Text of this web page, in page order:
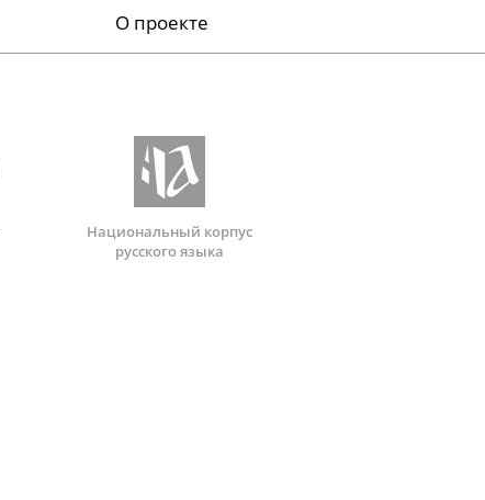
О проекте
Национальный корпус
русского языка